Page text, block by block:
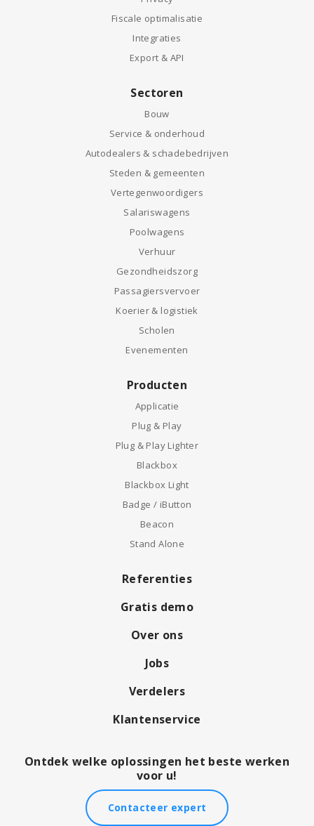
Fiscale optimalisatie
Integraties
Export & API
Sectoren
Bouw
Service & onderhoud
Autodealers & schadebedrijven
Steden & gemeenten
Vertegenwoordigers
Salariswagens
Poolwagens
Verhuur
Gezondheidszorg
Passagiersvervoer
Koerier & logistiek
Scholen
Evenementen
Producten
Applicatie
Plug & Play
Plug & Play Lighter
Blackbox
Blackbox Light
Badge / iButton
Beacon
Stand Alone
Referenties
Gratis demo
Over ons
Jobs
Verdelers
Klantenservice
Ontdek welke oplossingen het beste werken
voor u!
Contacteer expert